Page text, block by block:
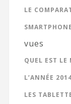
LE
vues
QUEL EST LE
L’ANNÉE
LES